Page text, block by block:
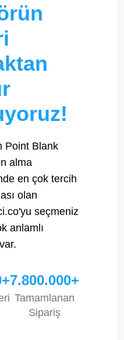
Point Blank
alma
en çok tercih
olan
seçmeniz
anlamlı
7.800.000+
Tamamlanan
Sipariş